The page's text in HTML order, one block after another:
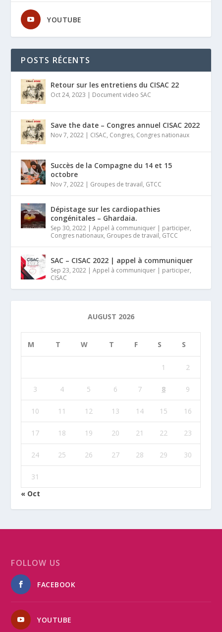
YOUTUBE
POSTS RÉCENTS
Retour sur les entretiens du CISAC 22
Oct 24, 2023 | Document video SAC
Save the date – Congres annuel CISAC 2022
Nov 7, 2022 | CISAC, Congres, Congres nationaux
Succès de la Compagne du 14 et 15
octobre
Nov 7, 2022 | Groupes de travail, GTCC
Dépistage sur les cardiopathies
congénitales – Ghardaia.
Sep 30, 2022 |Appel à communiquer | participer,
Congres nationaux, Groupes de travail, GTCC
SAC – CISAC 2022 | appel à communiquer
Sep 23, 2022 |Appel à communiquer | participer,
CISAC
AUGUST 2026
M T W T F S S
1 2
3 4 5 6 7 8 9
10 11 12 13 14 15 16
17 18 19 20 21 22 23
24 25 26 27 28 29 30
31
« Oct
FOLLOW US
FACEBOOK
YOUTUBE